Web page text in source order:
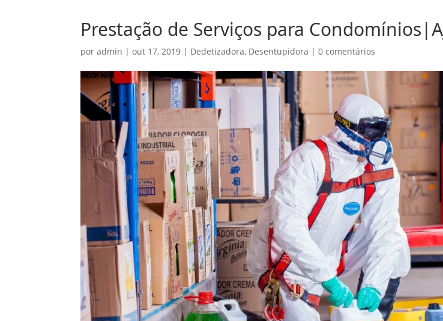
Prestação de Serviços para
poradmin |out 17, 2019 | Dedetizadora, Desentupidora |0 comentários